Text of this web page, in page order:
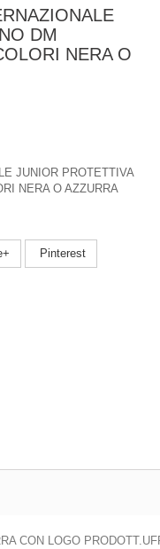
DM
NERA O
JUNIOR PROTETTIVA
NERA O AZZURRA
Pinterest
CON LOGO